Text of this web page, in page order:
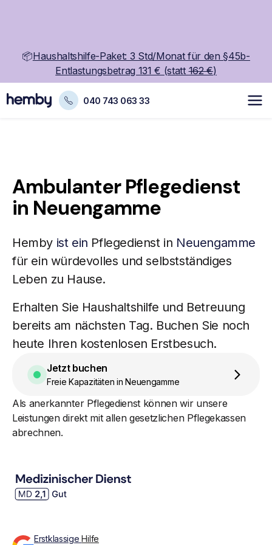
📦Haushaltshilfe-Paket: 3 Std/Monat für den §45b-
Entlastungsbetrag 131 € (statt162 €)
040 743 063 33
Ambulanter Pflegedienst
in Neuengamme
Hemby ist ein Pflegedienst in Neuengamme
für ein würdevolles und selbstständiges
Leben zu Hause.
Erhalten Sie Haushaltshilfe und Betreuung
bereits am nächsten Tag. Buchen Sie noch
heute Ihren kostenlosen Erstbesuch.
Jetzt buchen
Freie Kapazitäten in Neuengamme
Als anerkannter Pflegedienst können wir unsere
Leistungen direkt mit allen gesetzlichen Pflegekassen
abrechnen.
ErstklassigeHilfe